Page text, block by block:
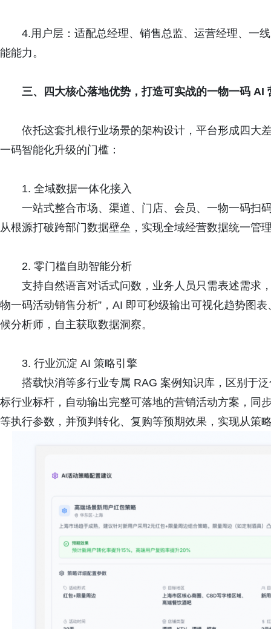
4.用户层：适配总经理、销售总监、运营经理、一
能能力。
三、 四大核心落地优势 ，打造可实战的一物一码 AI
依托这套扎根行业场景的架构设计，平台形成四大
一码智能化升级的门槛：
1. 全域数据一体化接入
一站式整合市场、渠道、门店、会员、一物一码扫
从根源打破跨部门数据壁垒，实现全域经营数据统一管
2. 零门槛自助智能分析
支持自然语言对话式问数，业务人员只需表述需求
物一码活动销售分析”，AI 即可秒级输出可视化趋势图
候分析师，自主获取数据洞察。
3. 行业沉淀 AI 策略引擎
搭载快消等多行业专属 RAG 案例知识库，区别于
标行业标杆，自动输出完整可落地的营销活动方案，同
等执行参数，并预判转化、复购等预期效果，实现从策